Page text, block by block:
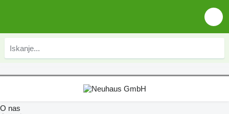
O nas